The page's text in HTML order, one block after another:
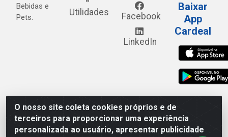
O nosso site coleta cookies próprios e de
terceiros para proporcionar uma experiência
personalizada ao usuário, apresentar publicidade
Bebidas e
Pets.
Utilidades Facebook
LinkedIn
Baixar
App
Cardeal
Cardeal Distribuidora - Estrada Alto do Moura, 582 - Alto
do Moura - Caruaru/PE - CEP 55.040-120 - CNPJ